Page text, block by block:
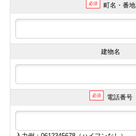
必須 町名・番地
建物名
必須 電話番号